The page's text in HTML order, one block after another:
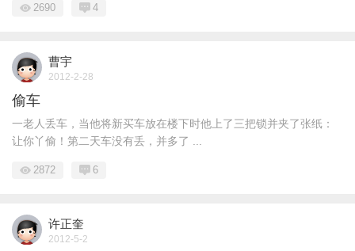
2690 4
曹宇
2012-2-28
偷车
一老人丢车，当他将新买车放在楼下时他上了三把锁并夹了张纸：
让你丫偷！第二天车没有丢，并多了 ...
2872 6
许正奎
2012-5-2